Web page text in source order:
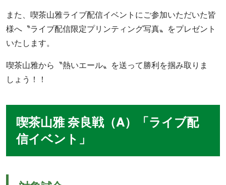
また、喫茶山雅ライブ配信イベントにご参加いただいた皆
様へ〝ライブ配信限定プリンティング写真〟をプレゼント
いたします。
喫茶山雅から〝熱いエール〟を送って勝利を掴み取りま
しょう！！
喫茶山雅 奈良戦（A）「ライブ配
信イベント」